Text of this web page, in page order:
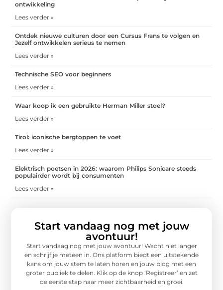
ontwikkeling
Lees verder »
Ontdek nieuwe culturen door een Cursus Frans te volgen en
Jezelf ontwikkelen serieus te nemen
Lees verder »
Technische SEO voor beginners
Lees verder »
Waar koop ik een gebruikte Herman Miller stoel?
Lees verder »
Tirol: iconische bergtoppen te voet
Lees verder »
Elektrisch poetsen in 2026: waarom Philips Sonicare steeds
populairder wordt bij consumenten
Lees verder »
Start vandaag nog met jouw
avontuur!
Start vandaag nog met jouw avontuur! Wacht niet langer
en schrijf je meteen in. Ons platform biedt een uitstekende
kans om jouw stem te laten horen en jouw blog met een
groter publiek te delen. Klik op de knop ‘Registreer’ en zet
de eerste stap naar meer zichtbaarheid en groei.